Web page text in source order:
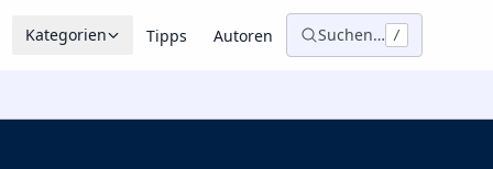
Kategorien Tipps Autoren Suchen… /